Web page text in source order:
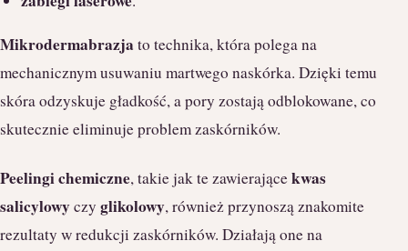
Mikrodermabrazja to technika, która polega na
mechanicznym usuwaniu martwego naskórka. Dzięki temu
skóra odzyskuje gładkość, a pory zostają odblokowane, co
skutecznie eliminuje problem zaskórników.
Peelingi chemiczne, takie jak te zawierającekwas
salicylowyczy glikolowy, również przynoszą znakomite
rezultaty w redukcji zaskórników. Działają one na